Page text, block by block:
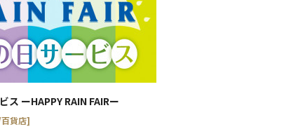
ス ーHAPPY RAIN FAIRー
貨店]